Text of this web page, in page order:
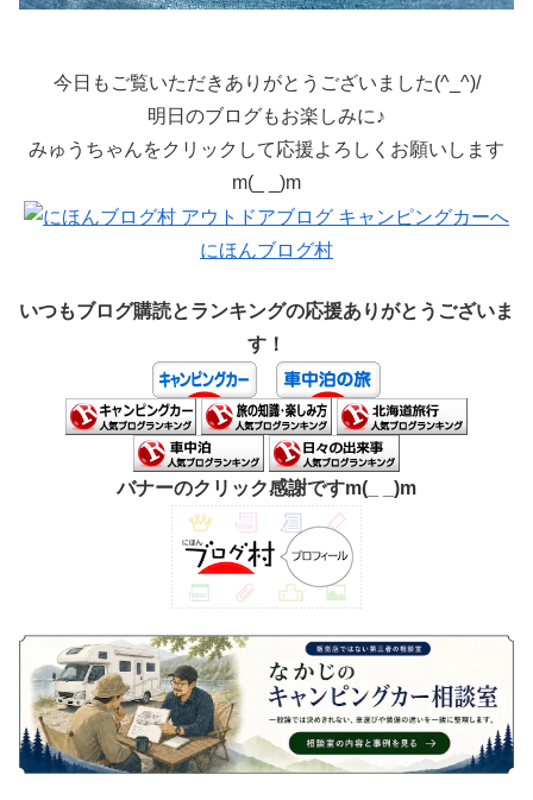
今日もご覧いただきありがとうございました(^_^)/
明日のブログもお楽しみに♪
みゅうちゃんをクリックして応援よろしくお願いします
m(_ _)m
にほんブログ村
いつもブログ購読とランキングの応援ありがとうございま
す！
バナーのクリック感謝ですm(_ _)m